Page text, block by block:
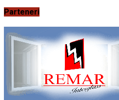
Parteneri